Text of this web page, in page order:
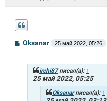
СOksanar 25 май 2022, 05:26
irchi87писал(а): ↑
25 май 2022, 05:25
Oksanarписал(а): ↑